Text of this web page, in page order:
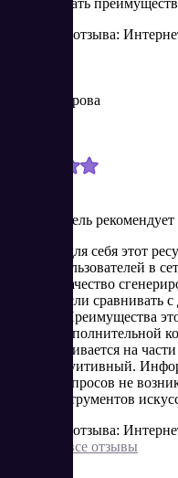
использовать
Источник отзыва:
Елена Петрова
Пользователь рекомендует
Открыла для себя этот
других пользователей в
удобно. Качество
уровне. Если
лучший. Преимущества
требует дополнительной
Текст разбивается на
более интуитивный.
точная, вопросов не
среди инструментов
Источник отзыва:
Показать все отзывы